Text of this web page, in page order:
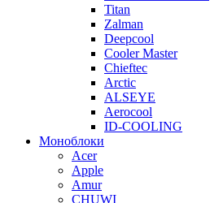
Titan
Zalman
Deepcool
Cooler Master
Chieftec
Arctic
ALSEYE
Aerocool
ID-COOLING
Моноблоки
Acer
Apple
Amur
CHUWI